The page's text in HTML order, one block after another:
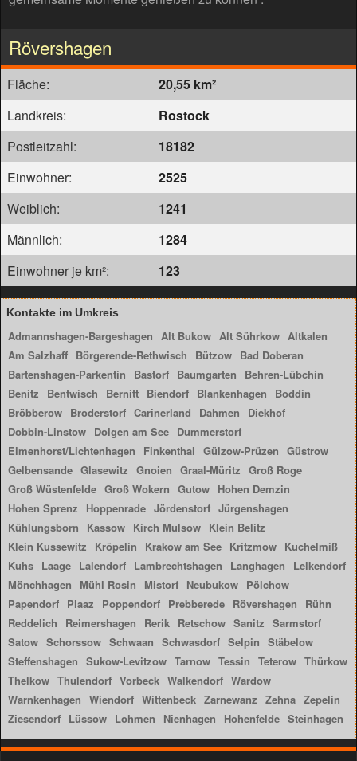
Rövershagen
Fläche:
20,55 km²
Landkreis:
Rostock
Postleitzahl:
18182
Einwohner:
2525
Weiblich:
1241
Männlich:
1284
Einwohner je km²:
123
Kontakte im Umkreis
Admannshagen-Bargeshagen Alt Bukow Alt Sührkow Altkalen
Am Salzhaff Börgerende-Rethwisch Bützow Bad Doberan
Bartenshagen-Parkentin
Bastorf Baumgarten
Behren-Lübchin
Benitz
Bentwisch Bernitt Biendorf Blankenhagen
Boddin
Bröbberow Broderstorf Carinerland Dahmen
Diekhof
Dobbin-Linstow Dolgen am See Dummerstorf
Elmenhorst/Lichtenhagen
Finkenthal Gülzow-Prüzen Güstrow
Gelbensande Glasewitz Gnoien Graal-Müritz Groß Roge
Groß Wüstenfelde Groß Wokern Gutow Hohen Demzin
Hohen Sprenz
Hoppenrade Jördenstorf Jürgenshagen
Kühlungsborn
Kassow Kirch Mulsow Klein Belitz
Klein Kussewitz
Kröpelin Krakow am See Kritzmow Kuchelmiß
Kuhs Laage Lalendorf Lambrechtshagen Langhagen
Lelkendorf
Mönchhagen
Mühl Rosin Mistorf Neubukow Pölchow
Papendorf Plaaz Poppendorf Prebberede Rövershagen
Rühn
Reddelich
Reimershagen Rerik Retschow Sanitz Sarmstorf
Satow Schorssow Schwaan Schwasdorf Selpin Stäbelow
Steffenshagen Sukow-Levitzow Tarnow Tessin Teterow Thürkow
Thelkow Thulendorf Vorbeck Walkendorf Wardow
Warnkenhagen Wiendorf Wittenbeck Zarnewanz Zehna Zepelin
Ziesendorf Lüssow Lohmen Nienhagen Hohenfelde Steinhagen